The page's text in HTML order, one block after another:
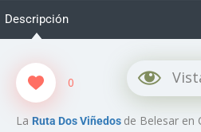
Descripción
0
La Ruta Dos Viñedos de Belesar en